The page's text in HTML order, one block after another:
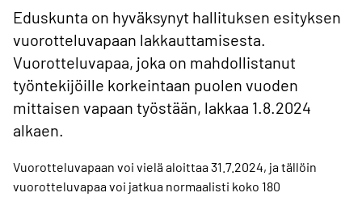
Eduskunta on hyväksynyt hallituksen esityksen
vuorotteluvapaan lakkauttamisesta.
Vuorotteluvapaa, joka on mahdollistanut
työntekijöille korkeintaan puolen vuoden
mittaisen vapaan työstään, lakkaa 1.8.2024
alkaen.
Vuorotteluvapaan voi vielä aloittaa 31.7.2024, ja tällöin
vuorotteluvapaa voi jatkua normaalisti koko 180